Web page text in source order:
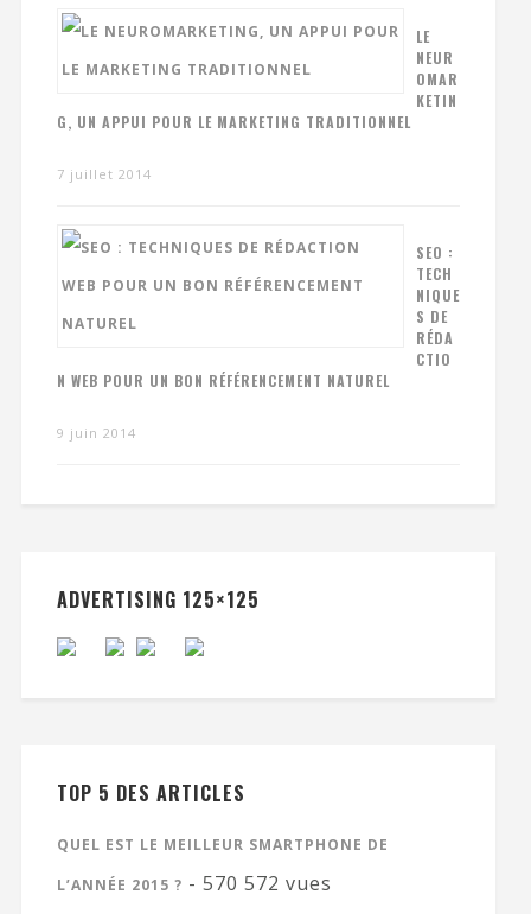
LE
NEUR
OMAR
KETIN
G, UN APPUI POUR LE MARKETING TRADITIONNEL
7 juillet 2014
SEO :
TECH
NIQUE
S DE
RÉDA
CTIO
N WEB POUR UN BON RÉFÉRENCEMENT NATUREL
9 juin 2014
ADVERTISING 125×125
TOP 5 DES ARTICLES
QUEL EST LE MEILLEUR SMARTPHONE DE
L’ANNÉE 2015 ? - 570 572 vues